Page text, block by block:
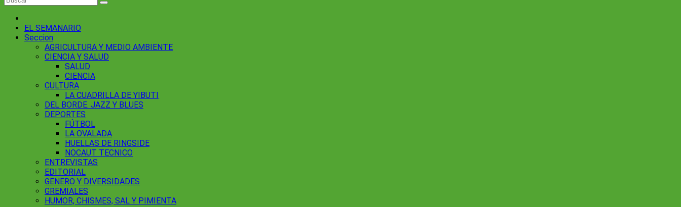
EL SEMANARIO
Seccion
AGRICULTURA Y MEDIO AMBIENTE
CIENCIA Y SALUD
SALUD
CIENCIA
CULTURA
LA CUADRILLA DE YIBUTI
DEL BORDE. JAZZ Y BLUES
DEPORTES
FÚTBOL
LA OVALADA
HUELLAS DE RINGSIDE
NOCAUT TECNICO
ENTREVISTAS
EDITORIAL
GENERO Y DIVERSIDADES
GREMIALES
HUMOR, CHISMES, SAL Y PIMIENTA